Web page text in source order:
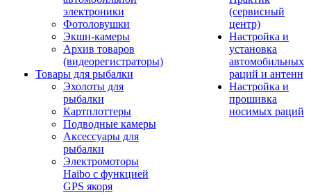
электроники
Фотоловушки
Экшн-камеры
Архив товаров
(видеорегистраторы)
Товары для рыбалки
Эхолоты для
рыбалки
Картплоттеры
Подводные камеры
Аксессуары для
рыбалки
Электромоторы
Haibo с функцией
GPS якоря
(сервисный
центр)
Настройка и
установка
автомобильных
раций и антенн
Настройка и
прошивка
носимых раций